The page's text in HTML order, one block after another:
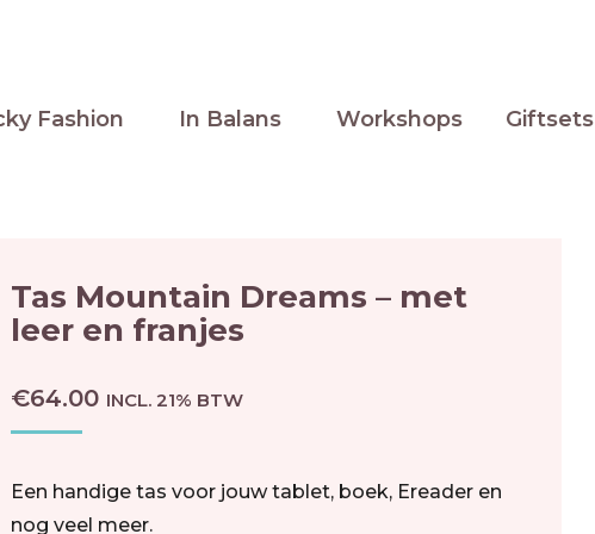
Fashion In Balans Workshops Giftsets
Tas Mountain Dreams – met
leer en franjes
€64.00 INCL. 21% BTW
Een handige tas voor jouw tablet, boek, Ereader en
nog veel meer.